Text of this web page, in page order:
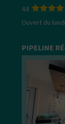
4.8
Ouvert du
PIPELINE